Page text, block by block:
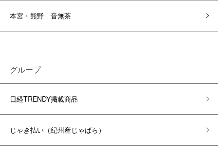
本宮・熊野 音無茶
グループ
日経TRENDY掲載商品
じゃき払い（紀州産じゃばら）